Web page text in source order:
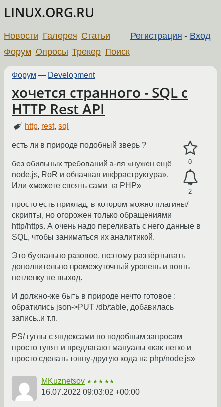
LINUX.ORG.RU
Регистрация - Вход
Новости Галерея Статьи
Форум Опросы Трекер Поиск
Форум — Development
хочется странного - SQL с
HTTP Rest API
http, rest,sql
0
2
есть ли в природе подобный зверь ?
без обильных требований а-ля «нужен ещё
node.js, RoR и облачная инфраструктура».
Или «можете своять сами на PHP»
просто есть приклад, в котором можно плагины/
скрипты, но огорожен только обращениями
http/https. А очень надо переливать с него данные в
SQL, чтобы заниматься их аналитикой.
Это буквально разовое, поэтому развёртывать
дополнительно промежуточный уровень и воять
нетленку не выход.
И должно-же быть в природе нечто готовое :
обратились json->PUT /db/table, добавилась
запись..и т.п.
PS/ гуглы с яндексами по подобным запросам
просто тупят и предлагают мануалы «как легко и
просто сделать тонну-другую кода на php/node.js»
MKuznetsov ★★★★★
16.07.2022 09:03:02 +00:00